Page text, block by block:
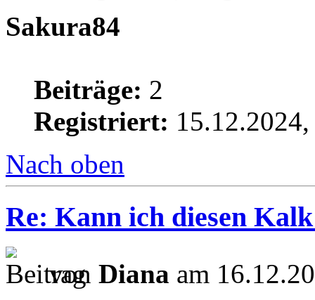
Sakura84
Beiträge: 2
Registriert:
Nach oben
Re: Kann ich diesen
von Diana am